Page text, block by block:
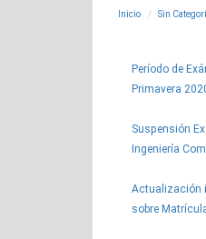
Inicio Sin
Período de
Primavera
Suspensión
Ingeniería
Actualización
sobre